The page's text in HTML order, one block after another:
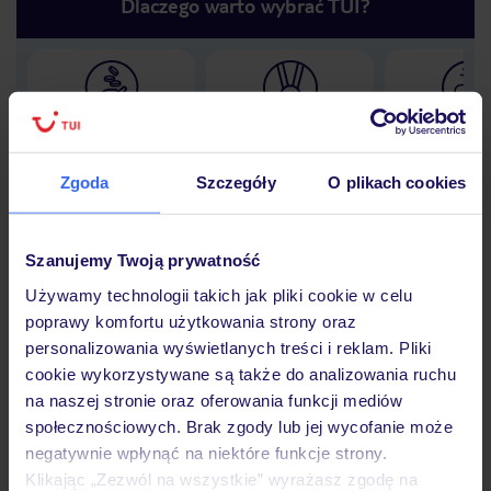
Zgoda Szczegóły O plikach cookies
Szanujemy Twoją prywatność
Używamy technologii takich jak pliki cookie w celu
poprawy komfortu użytkowania strony oraz
personalizowania wyświetlanych treści i reklam. Pliki
cookie wykorzystywane są także do analizowania ruchu
na naszej stronie oraz oferowania funkcji mediów
społecznościowych. Brak zgody lub jej wycofanie może
negatywnie wpłynąć na niektóre funkcje strony.
Klikając „Zezwól na wszystkie” wyrażasz zgodę na
Lider niskich cen 30 lat w
Hotel
Opinie
Pokoje